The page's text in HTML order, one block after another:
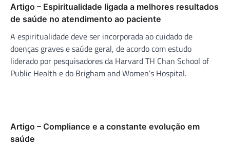
Artigo – Espiritualidade ligada a melhores resultados
de saúde no atendimento ao paciente
A espiritualidade deve ser incorporada ao cuidado de
doenças graves e saúde geral, de acordo com estudo
liderado por pesquisadores da Harvard TH Chan School of
Public Health e do Brigham and Women’s Hospital.
Artigo – Compliance e a constante evolução em
saúde